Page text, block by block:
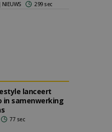
299 sec
lanceert
in samenwerking
77 sec